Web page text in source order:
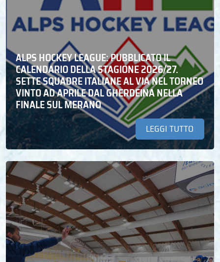
ALPS HOCKEY LEAGUE: PUBBLICATO IL
CALENDARIO DELLA STAGIONE 2026/27.
SETTE SQUADRE ITALIANE AL VIA NEL TORNEO
VINTO AD APRILE DAL GHERDEINA NELLA
FINALE SUL MERANO
LEGGI TUTTO